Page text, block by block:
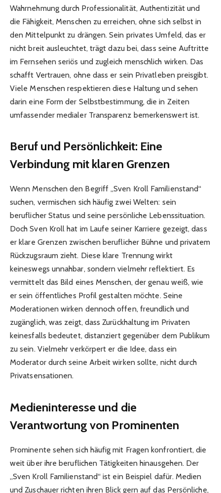
Wahrnehmung durch Professionalität, Authentizität und
die Fähigkeit, Menschen zu erreichen, ohne sich selbst in
den Mittelpunkt zu drängen. Sein privates Umfeld, das er
nicht breit ausleuchtet, trägt dazu bei, dass seine Auftritte
im Fernsehen seriös und zugleich menschlich wirken. Das
schafft Vertrauen, ohne dass er sein Privatleben preisgibt.
Viele Menschen respektieren diese Haltung und sehen
darin eine Form der Selbstbestimmung, die in Zeiten
umfassender medialer Transparenz bemerkenswert ist.
Beruf und Persönlichkeit: Eine
Verbindung mit klaren Grenzen
Wenn Menschen den Begriff „Sven Kroll Familienstand“
suchen, vermischen sich häufig zwei Welten: sein
beruflicher Status und seine persönliche Lebenssituation.
Doch Sven Kroll hat im Laufe seiner Karriere gezeigt, dass
er klare Grenzen zwischen beruflicher Bühne und privatem
Rückzugsraum zieht. Diese klare Trennung wirkt
keineswegs unnahbar, sondern vielmehr reflektiert. Es
vermittelt das Bild eines Menschen, der genau weiß, wie
er sein öffentliches Profil gestalten möchte. Seine
Moderationen wirken dennoch offen, freundlich und
zugänglich, was zeigt, dass Zurückhaltung im Privaten
keinesfalls bedeutet, distanziert gegenüber dem Publikum
zu sein. Vielmehr verkörpert er die Idee, dass ein
Moderator durch seine Arbeit wirken sollte, nicht durch
Privatsensationen.
Medieninteresse und die
Verantwortung von Prominenten
Prominente sehen sich häufig mit Fragen konfrontiert, die
weit über ihre beruflichen Tätigkeiten hinausgehen. Der
„Sven Kroll Familienstand“ ist ein Beispiel dafür. Medien
und Zuschauer richten ihren Blick gern auf das Persönliche,